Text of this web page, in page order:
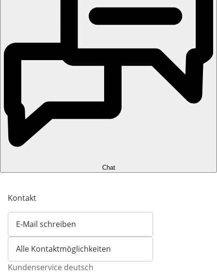
Chat
Kontakt
E-Mail schreiben
Öffnet E-Mail-Client
Alle Kontaktmöglichkeiten
Kundenservice deutsch